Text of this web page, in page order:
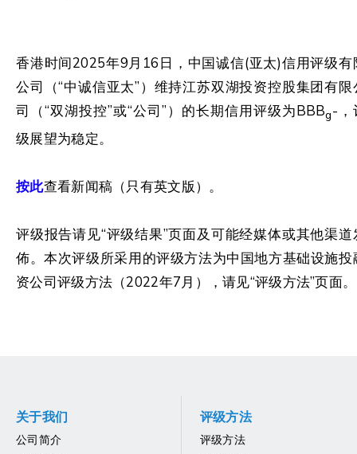
香港时间2025年9月16日，中国诚信(亚太)信用评级有
公司（“中诚信亚太”）维持江苏双湖投资控股集团有限
司（“双湖投控”或“公司”）的长期信用评级为BBBg-，
级展望为稳定。
按此查看新闻稿（只有英文版）。
评级报告请见“评级结果”页面及可能经媒体或其他渠道
佈。本次评级所采用的评级方法为中国地方基础设施投
资公司评级方法（2022年7月），请见“评级方法”页面。
关于我们
公司简介
评级方法
评级方法